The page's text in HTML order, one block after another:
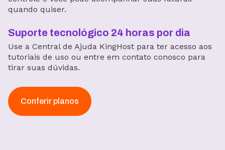
quando quiser.
Suporte tecnológico 24 horas por dia
Use a Central de Ajuda KingHost para ter acesso aos
tutoriais de uso ou entre em contato conosco para
tirar suas dúvidas.
Conferir planos